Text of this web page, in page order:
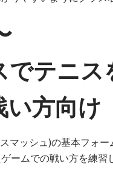
テニ
方向け
マッシュ)の基本フォ
ームでの戦い方を練習